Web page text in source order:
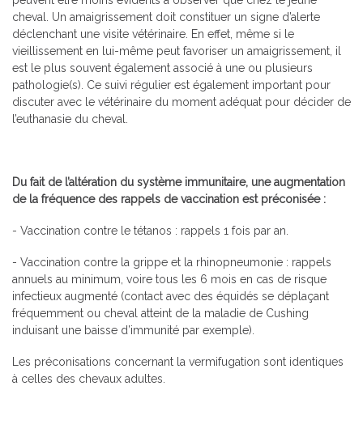
cheval. Un amaigrissement doit constituer un signe d’alerte
déclenchant une visite vétérinaire. En effet, même si le
vieillissement en lui-même peut favoriser un amaigrissement, il
est le plus souvent également associé à une ou plusieurs
pathologie(s). Ce suivi régulier est également important pour
discuter avec le vétérinaire du moment adéquat pour décider de
l’euthanasie du cheval.
Du fait de l’altération du système immunitaire, une augmentation
de la fréquence des rappels de vaccination est préconisée :
- Vaccination contre le tétanos : rappels 1 fois par an.
- Vaccination contre la grippe et la rhinopneumonie : rappels
annuels au minimum, voire tous les 6 mois en cas de risque
infectieux augmenté (contact avec des équidés se déplaçant
fréquemment ou cheval atteint de la maladie de Cushing
induisant une baisse d’immunité par exemple).
Les préconisations concernant la vermifugation sont identiques
à celles des chevaux adultes.